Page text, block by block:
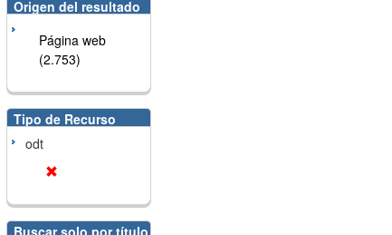
Origen del resultado
Página web
(2.753)
Tipo de Recurso
odt
Buscar solo por título